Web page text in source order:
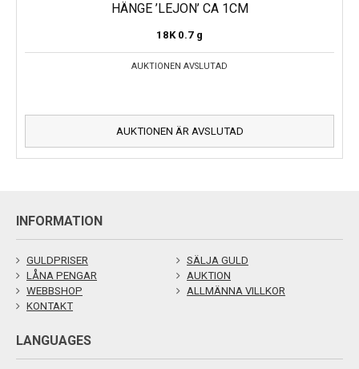
HÄNGE ’LEJON’ CA 1CM
18K 0.7 g
AUKTIONEN AVSLUTAD
AUKTIONEN ÄR AVSLUTAD
INFORMATION
GULDPRISER
SÄLJA GULD
LÅNA PENGAR
AUKTION
WEBBSHOP
ALLMÄNNA VILLKOR
KONTAKT
LANGUAGES